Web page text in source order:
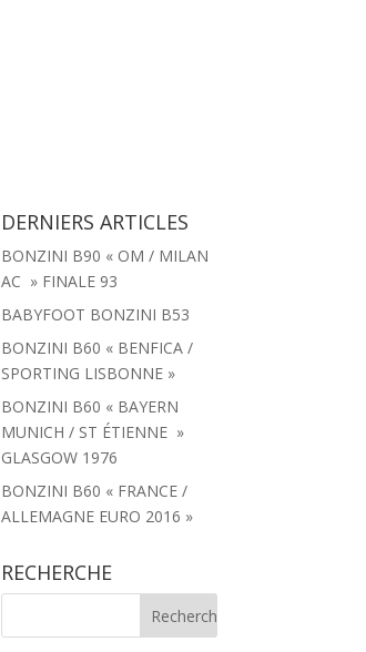
DERNIERS ARTICLES
BONZINI B90 « OM / MILAN
AC » FINALE 93
BABYFOOT BONZINI B53
BONZINI B60 « BENFICA /
SPORTING LISBONNE »
BONZINI B60 « BAYERN
MUNICH / ST ÉTIENNE »
GLASGOW 1976
BONZINI B60 « FRANCE /
ALLEMAGNE EURO 2016 »
RECHERCHE